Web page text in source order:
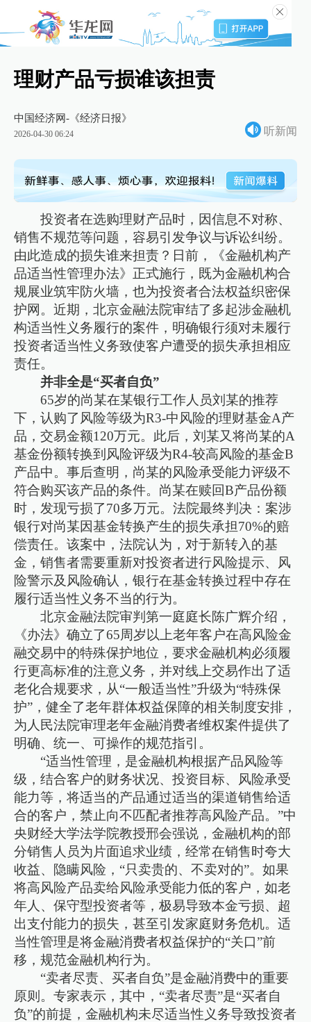
理财产品亏损谁该担责
中国经济网-《经济日报》
2026-04-30 06:24 听新闻
投资者在选购理财产品时，因信息不对称、
销售不规范等问题，容易引发争议与诉讼纠纷。
由此造成的损失谁来担责？日前，《金融机构产
品适当性管理办法》正式施行，既为金融机构合
规展业筑牢防火墙，也为投资者合法权益织密保
护网。近期，北京金融法院审结了多起涉金融机
构适当性义务履行的案件，明确银行须对未履行
投资者适当性义务致使客户遭受的损失承担相应
责任。
并非全是“买者自负”
65岁的尚某在某银行工作人员刘某的推荐
下，认购了风险等级为R3-中风险的理财基金A产
品，交易金额120万元。此后，刘某又将尚某的A
基金份额转换到风险评级为R4-较高风险的基金B
产品中。事后查明，尚某的风险承受能力评级不
符合购买该产品的条件。尚某在赎回B产品份额
时，发现亏损了70多万元。法院最终判决：案涉
银行对尚某因基金转换产生的损失承担70%的赔
偿责任。该案中，法院认为，对于新转入的基
金，销售者需要重新对投资者进行风险提示、风
险警示及风险确认，银行在基金转换过程中存在
履行适当性义务不当的行为。
北京金融法院审判第一庭庭长陈广辉介绍，
《办法》确立了65周岁以上老年客户在高风险金
融交易中的特殊保护地位，要求金融机构必须履
行更高标准的注意义务，并对线上交易作出了适
老化合规要求，从“一般适当性”升级为“特殊保
护”，健全了老年群体权益保障的相关制度安排，
为人民法院审理老年金融消费者维权案件提供了
明确、统一、可操作的规范指引。
“适当性管理，是金融机构根据产品风险等
级，结合客户的财务状况、投资目标、风险承受
能力等，将适当的产品通过适当的渠道销售给适
合的客户，禁止向不匹配者推荐高风险产品。”中
央财经大学法学院教授邢会强说，金融机构的部
分销售人员为片面追求业绩，经常在销售时夸大
收益、隐瞒风险，“只卖贵的、不卖对的”。如果
将高风险产品卖给风险承受能力低的客户，如老
年人、保守型投资者等，极易导致本金亏损、超
出支付能力的损失，甚至引发家庭财务危机。适
当性管理是将金融消费者权益保护的“关口”前
移，规范金融机构行为。
“卖者尽责、买者自负”是金融消费中的重要
原则。专家表示，其中，“卖者尽责”是“买者自
负”的前提，金融机构未尽适当性义务导致投资者